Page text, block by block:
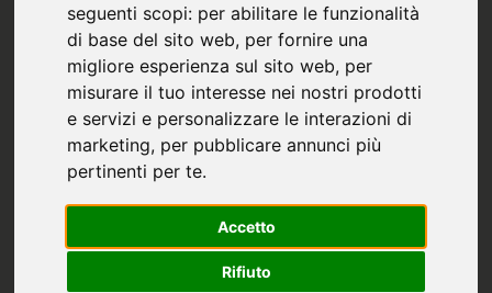
seguenti scopi: per abilitare le funzionalità
di base del sito web, per fornire una
migliore esperienza sul sito web, per
misurare il tuo interesse nei nostri prodotti
e servizi e personalizzare le interazioni di
marketing, per pubblicare annunci più
pertinenti per te.
Accetto
Rifiuto